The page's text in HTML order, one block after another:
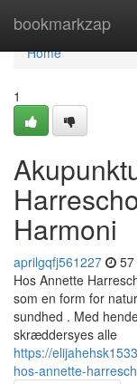
bookmarkzap
Home
Home
1
Harmoni
aprilgqfj561227
Hos Annette
som en form for
sundhed . Med
skræddersyes alle
https://
hos-annette-